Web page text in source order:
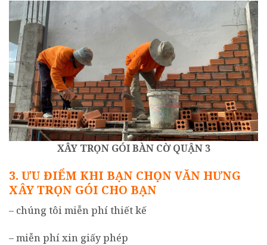
XÂY TRỌN GÓI BÀN CỜ QUẬN 3
3. ƯU ĐIỂM KHI BẠN CHỌN VĂN HƯNG
XÂY TRỌN GÓI CHO BẠN
– chúng tôi miễn phí thiết kế
– miễn phí xin giấy phép